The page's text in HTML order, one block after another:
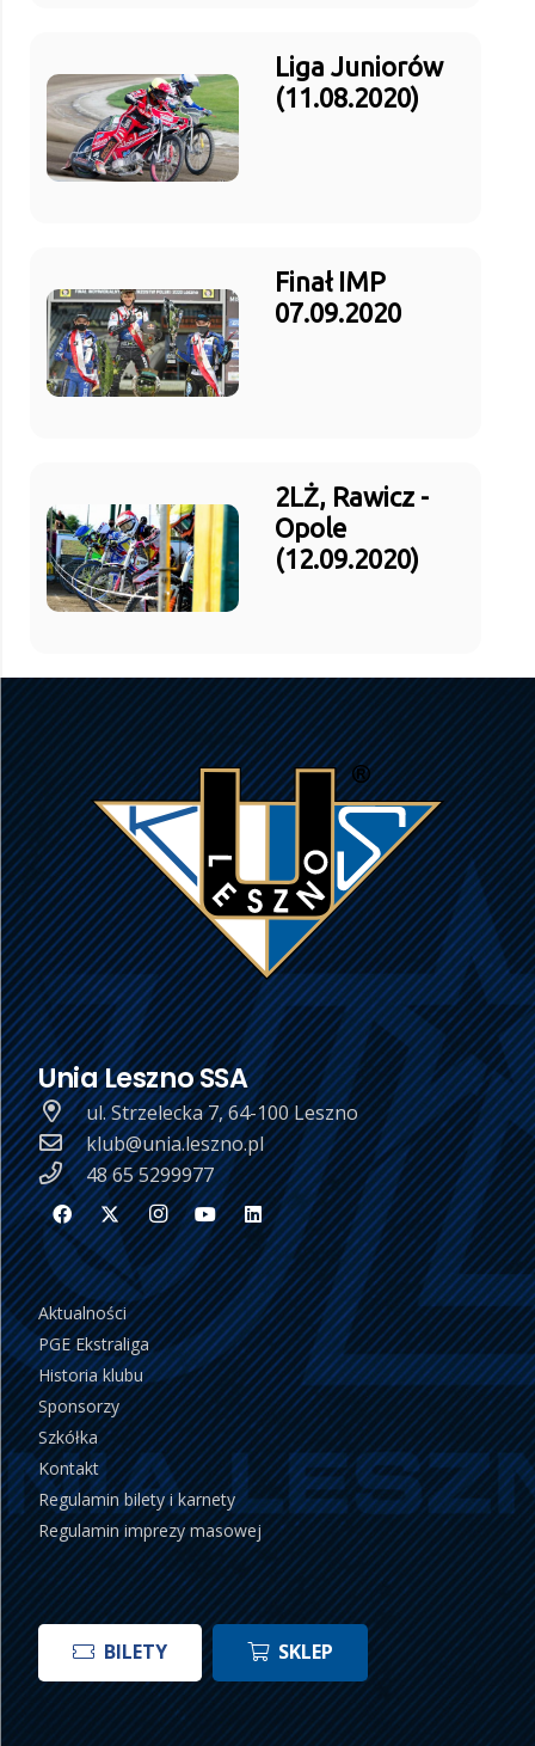
Liga Juniorów
(11.08.2020)
Finał IMP
07.09.2020
2LŻ, Rawicz -
Opole
(12.09.2020)
Unia Leszno SSA
ul. Strzelecka 7, 64-100 Leszno
klub@unia.leszno.pl
48 65 5299977
Aktualności
PGE Ekstraliga
Historia klubu
Sponsorzy
Szkółka
Kontakt
Regulamin bilety i karnety
Regulamin imprezy masowej
BILETY SKLEP